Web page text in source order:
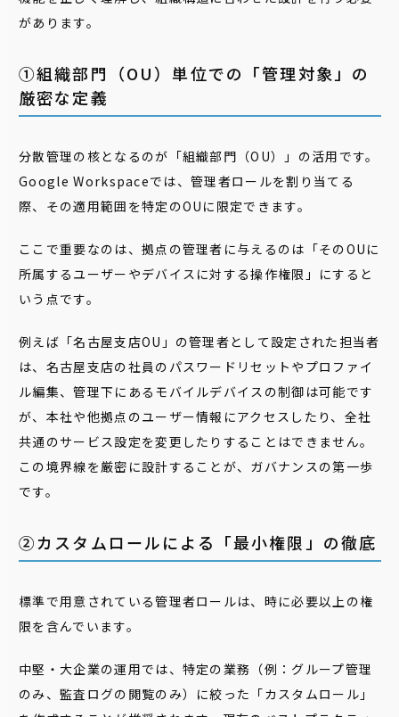
があります。
①組織部門（OU）単位での「管理対象」の
厳密な定義
分散管理の核となるのが「組織部門（OU）」の活用です。
Google Workspaceでは、管理者ロールを割り当てる
際、その適用範囲を特定のOUに限定できます。
ここで重要なのは、拠点の管理者に与えるのは「そのOUに
所属するユーザーやデバイスに対する操作権限」にすると
いう点です。
例えば「名古屋支店OU」の管理者として設定された担当者
は、名古屋支店の社員のパスワードリセットやプロファイ
ル編集、管理下にあるモバイルデバイスの制御は可能です
が、本社や他拠点のユーザー情報にアクセスしたり、全社
共通のサービス設定を変更したりすることはできません。
この境界線を厳密に設計することが、ガバナンスの第一歩
です。
②カスタムロールによる「最小権限」の徹底
標準で用意されている管理者ロールは、時に必要以上の権
限を含んでいます。
中堅・大企業の運用では、特定の業務（例：グループ管理
のみ、監査ログの閲覧のみ）に絞った「カスタムロール」